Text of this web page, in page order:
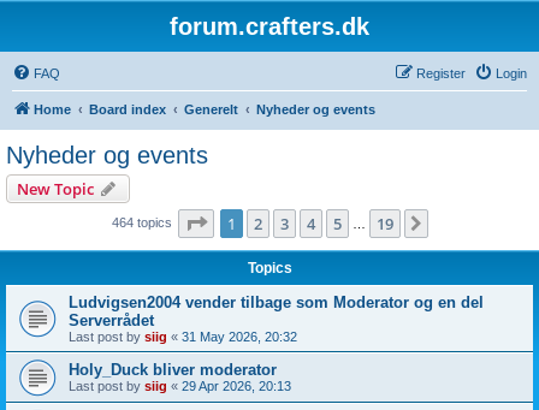
forum.crafters.dk
FAQ Login
Register
Home Board index Generelt Nyheder og events
Nyheder og events
New Topic
464 topics Page 1of 19
1 2 3 4 5 19
Topics
Ludvigsen2004 vender tilbage som Moderator og en del
Serverrådet
Last post by siig « 31 May 2026, 20:32
Holy_Duck bliver moderator
Last post by siig « 29 Apr 2026, 20:13